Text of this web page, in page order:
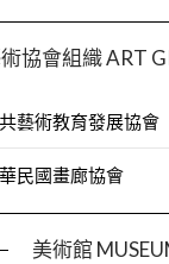
協會組織 ART
藝術教育發展協會
民國畫廊協會
美術館